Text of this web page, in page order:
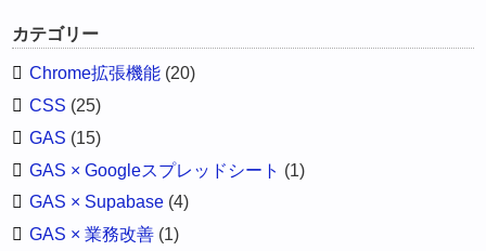
カテゴリー
Chrome拡張機能 (20)
CSS (25)
GAS (15)
GAS × Googleスプレッドシート (1)
GAS × Supabase (4)
GAS × 業務改善 (1)